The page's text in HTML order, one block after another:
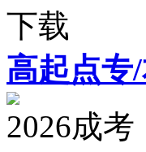
下载
高起点专
2026成